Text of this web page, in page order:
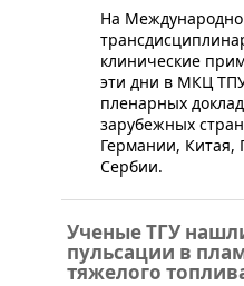
На
клинические
эти дни в МКЦ
пленарных
зарубежных
Германии, Китая,
Сербии.
Ученые ТГУ
пульсации в
тяжелого